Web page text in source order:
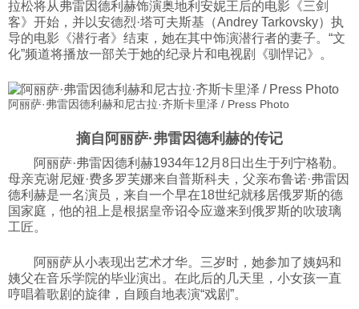
拉松将从弗雷因德利赫饰演奥地利安妮王后的电影《三剑
客》开始，并以安德烈·塔可夫斯基（Andrey Tarkovsky）执
导的电影《潜行者》结束，她在其中饰演潜行者的妻子。“文
化”频道将播放一部关于她的纪录片和电视剧《驯悍记》。
阿丽萨·弗雷因德利赫和尼古拉·齐斯卡里泽 / Press Photo
摘自阿丽萨·弗雷因德利赫的传记
阿丽萨·弗雷因德利赫1934年12月8日出生于列宁格勒。
母亲克谢尼娅·费多罗芙娜来自普斯科夫，父亲布鲁诺·弗雷因
德利赫是一名演员，来自一个早在18世纪就移居俄罗斯的德
国家庭，他的祖上是根据皇帝诏令应邀来到俄罗斯的吹玻璃
工匠。
阿丽萨从小表现出艺术才华。三岁时，她参加了姨妈和
姨父在音乐学院的毕业演出。在此后的几天里，小女孩一直
哼唱着歌剧的旋律，自顾自地表演“戏剧”。